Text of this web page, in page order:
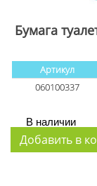
Бумага
Артикул
060100337
В наличии